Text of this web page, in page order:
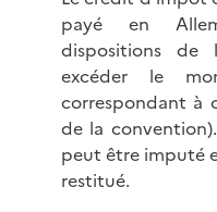
payé en
dispositions de
excéder le
correspondant à
de la
peut être imputé
restitué.